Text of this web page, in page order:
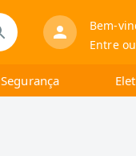
Bem-
Entre